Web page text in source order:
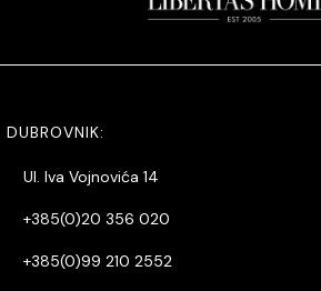
DUBROVNIK:
Ul. Iva Vojnovića 14
+385(0)20 356 020
+385(0)99 210 2552